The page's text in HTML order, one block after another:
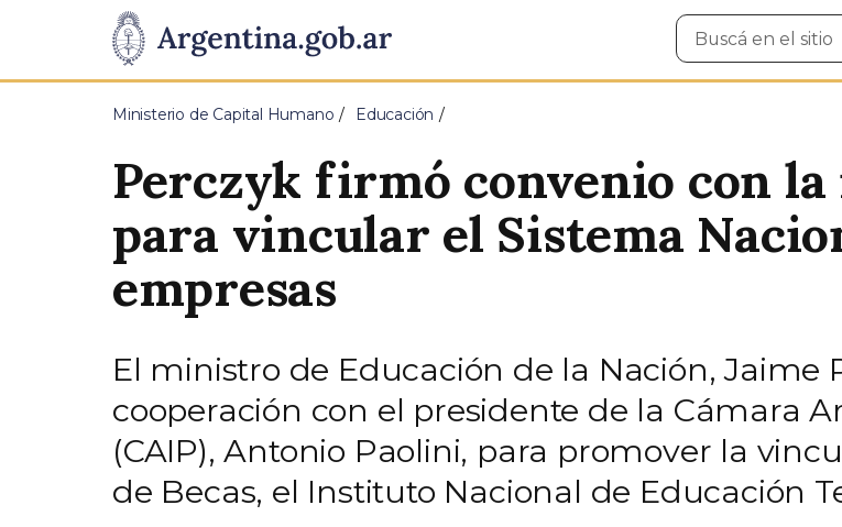
Presidencia
de
Pasar al contenido principal
Buscar
en
Ministerio de Capital Humano Educación
Perczyk firmó convenio con
para vincular el Sistema
empresas
El ministro de Educación de la Nación, Jaime
cooperación con el presidente de la Cámara
(CAIP), Antonio Paolini, para promover la
de Becas, el Instituto Nacional de Educación